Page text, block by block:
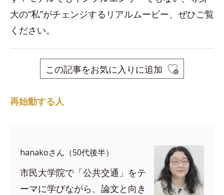
大の“私”がチェンジするリアルムービー、ぜひご覧
ください。
この記事をお気に入りに追加
再始動する人
hanakoさん（50代後半）
市民大学院で「公共交通」をテ
ーマに学びながら、論文と向き